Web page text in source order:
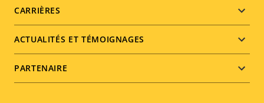
CARRIÈRES
ACTUALITÉS ET TÉMOIGNAGES
PARTENAIRE